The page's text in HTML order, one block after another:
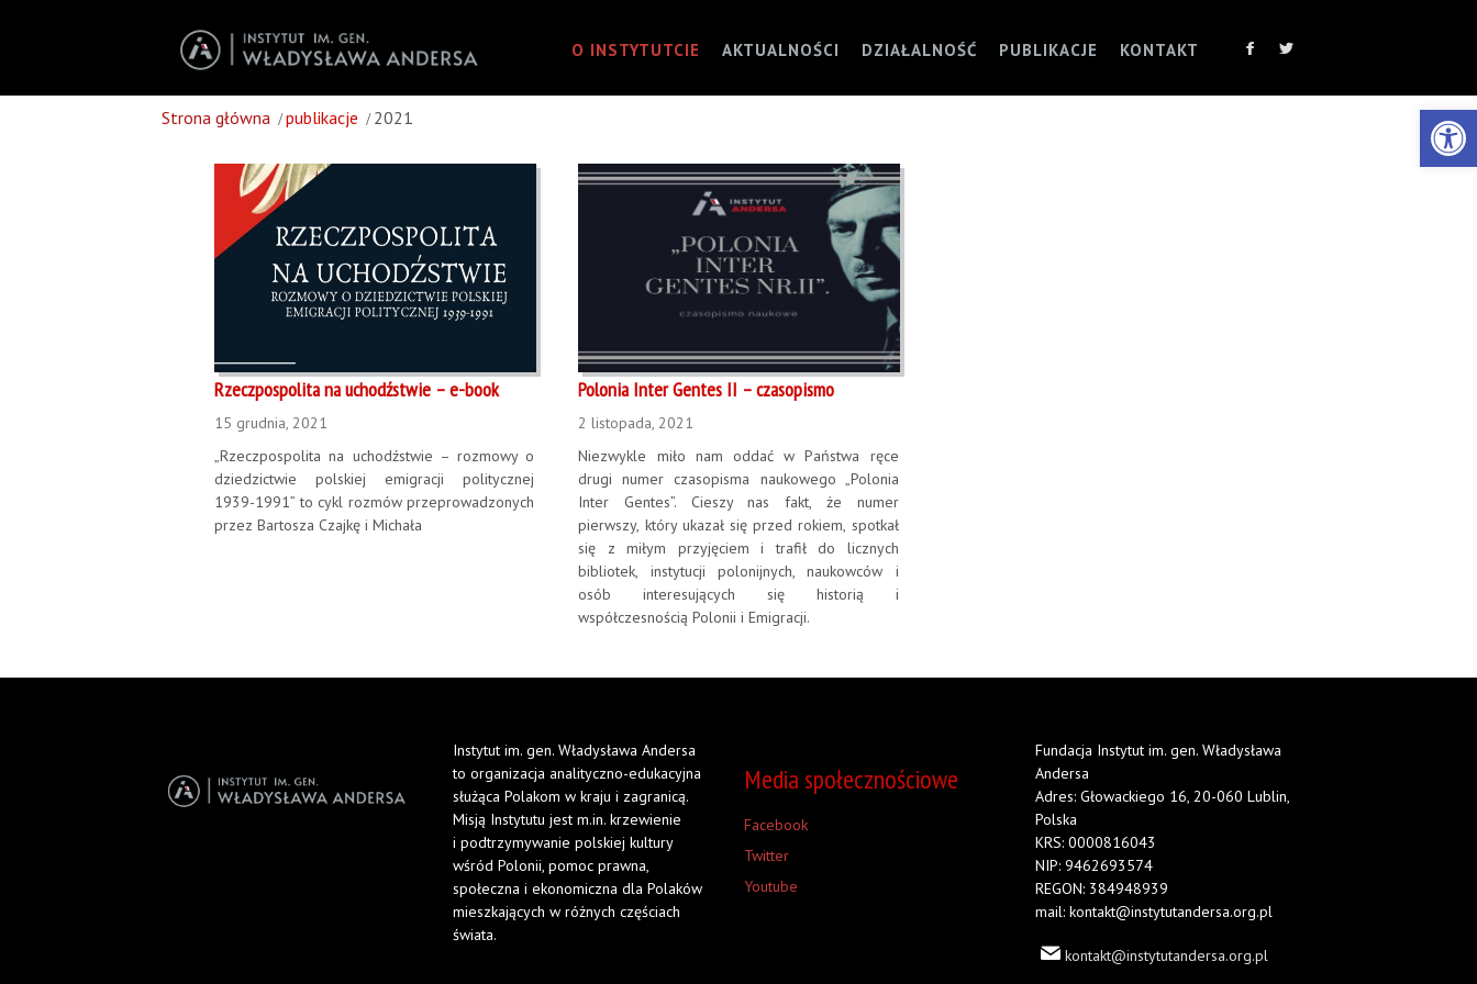
O INSTYTUTCIE AKTUALNOŚCI DZIAŁALNOŚĆ PUBLIKACJE KONTAKT
Strona główna publikacje 2021
Rzeczpospolita na uchodźstwie – e-book
15 grudnia, 2021
„Rzeczpospolita na uchodźstwie – rozmowy o
dziedzictwie polskiej emigracji politycznej
1939-1991” to cykl rozmów przeprowadzonych
przez Bartosza Czajkę i Michała
Polonia Inter Gentes II – czasopismo
2 listopada, 2021
Niezwykle miło nam oddać w Państwa ręce
drugi numer czasopisma naukowego „Polonia
Inter Gentes”. Cieszy nas fakt, że numer
pierwszy, który ukazał się przed rokiem, spotkał
się z miłym przyjęciem i trafił do licznych
bibliotek, instytucji polonijnych, naukowców i
osób interesujących się historią i
współczesnością Polonii i Emigracji.
Instytut im. gen. Władysława Andersa
to organizacja analityczno-edukacyjna
służąca Polakom w kraju i zagranicą.
Misją Instytutu jest m.in. krzewienie
i podtrzymywanie polskiej kultury
wśród Polonii, pomoc prawna,
społeczna i ekonomiczna dla Polaków
mieszkających w różnych częściach
świata.
Media społecznościowe
Facebook
Twitter
Youtube
Fundacja Instytut im. gen. Władysława
Andersa
Adres: Głowackiego 16, 20-060 Lublin,
Polska
KRS: 0000816043
NIP: 9462693574
REGON: 384948939
mail: kontakt@instytutandersa.org.pl
kontakt@instytutandersa.org.pl